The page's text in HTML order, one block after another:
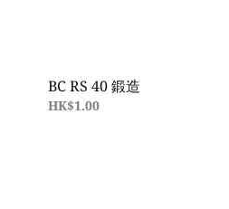
BC RS 40 鍛造
HK$1.00